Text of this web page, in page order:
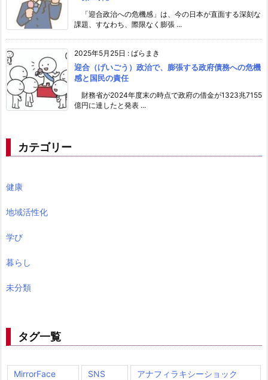
「迎合政治への危機感」は、今の日本が直面する深刻な
課題、すなわち、際限なく膨張 ...
2025年5月25日 : ばらまき
迎合（げいごう）政治で、膨張する政府債務への危機
感と国民の責任
財務省が2024年度末の時点で政府の借金が1323兆7155
億円に達したと発表 ...
カテゴリー
健康
地域活性化
学び
暮らし
未分類
タグ一覧
MirrorFace SNS アナフィラキシーショック